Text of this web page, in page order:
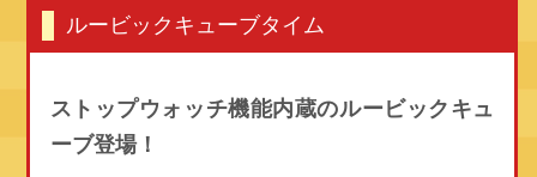
ルービックキューブタイム
ストップウォッチ機能内蔵のルービックキュ
ーブ登場！